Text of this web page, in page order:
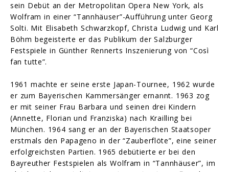
sein Debüt an der Metropolitan Opera New York, als
Wolfram in einer “Tannhäuser”-Aufführung unter Georg
Solti. Mit Elisabeth Schwarzkopf, Christa Ludwig und Karl
Böhm begeisterte er das Publikum der Salzburger
Festspiele in Günther Rennerts Inszenierung von “Così
fan tutte”.
1961 machte er seine erste Japan-Tournee, 1962 wurde
er zum Bayerischen Kammersänger ernannt. 1963 zog
er mit seiner Frau Barbara und seinen drei Kindern
(Annette, Florian und Franziska) nach Krailling bei
München. 1964 sang er an der Bayerischen Staatsoper
erstmals den Papageno in der “Zauberflöte”, eine seiner
erfolgreichsten Partien. 1965 debütierte er bei den
Bayreuther Festspielen als Wolfram in “Tannhäuser”, im